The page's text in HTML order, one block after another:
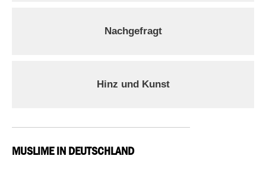
Nachgefragt
Hinz und Kunst
MUSLIME IN DEUTSCHLAND